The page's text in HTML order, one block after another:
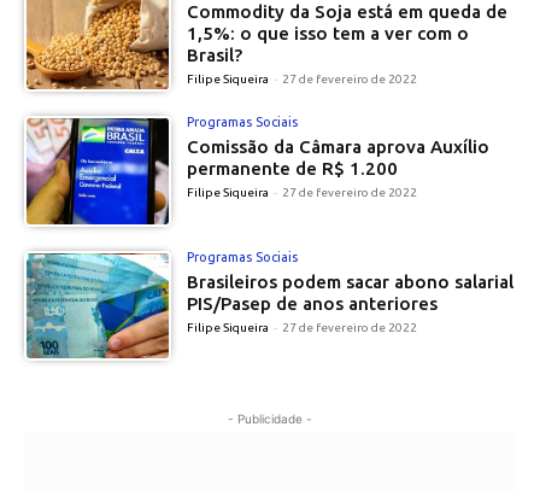
Commodity da Soja está em queda de
1,5%: o que isso tem a ver com o
Brasil?
Filipe Siqueira - 27 de fevereiro de 2022
Programas Sociais
Comissão da Câmara aprova Auxílio
permanente de R$ 1.200
Filipe Siqueira - 27 de fevereiro de 2022
Programas Sociais
Brasileiros podem sacar abono salarial
PIS/Pasep de anos anteriores
Filipe Siqueira - 27 de fevereiro de 2022
- Publicidade -